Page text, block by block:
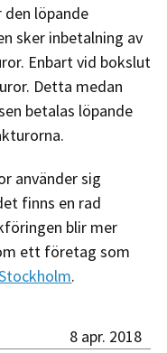
löpande
sker inbetalning av
Enbart vid bokslut
Detta medan
betalas löpande
använder sig
finns en rad
blir mer
ett företag som
.
8 apr. 2018